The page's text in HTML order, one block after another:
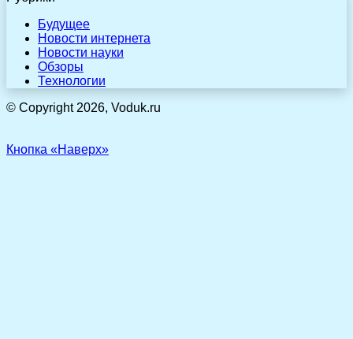
Будущее
Новости интернета
Новости науки
Обзоры
Технологии
© Copyright 2026, Voduk.ru
Кнопка «Наверх»